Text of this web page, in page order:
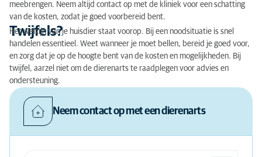
meebrengen. Neem altijd contact op met de kliniek voor een schatting
van de kosten, zodat je goed voorbereid bent.
Twijfels?
Het welzijn van je huisdier staat voorop. Bij een noodsituatie is snel
handelen essentieel. Weet wanneer je moet bellen, bereid je goed voor,
en zorg dat je op de hoogte bent van de kosten en mogelijkheden. Bij
twijfel, aarzel niet om de dierenarts te raadplegen voor advies en
ondersteuning.
Neem contact op met een dierenarts